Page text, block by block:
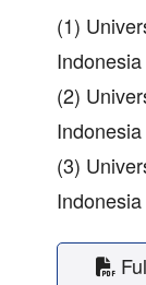
(1)
Indonesia
(2)
Indonesia
(3)
Indonesia